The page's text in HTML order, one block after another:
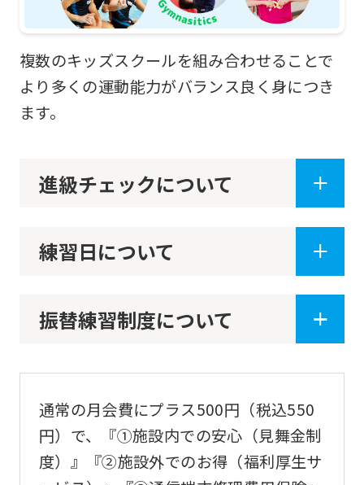
複数のキッズスクールを組み合わせることで
より多くの運動能力がバランス良く身につき
ます。
進級チェックについて
練習日について
振替練習制度について
通常の月会費にプラス500円（税込550
円）で、『①施設内での安心（見舞金制
度）』『②施設外でのお得（福利厚生サ
this
using
the